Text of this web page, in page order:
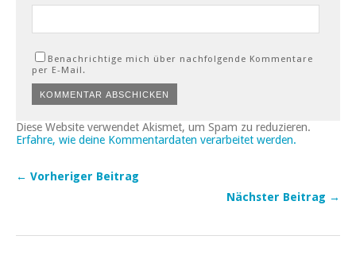
Benachrichtige mich über nachfolgende Kommentare
per E-Mail.
Diese Website verwendet Akismet, um Spam zu reduzieren.
Erfahre, wie deine Kommentardaten verarbeitet werden.
← Vorheriger Beitrag
Nächster Beitrag →